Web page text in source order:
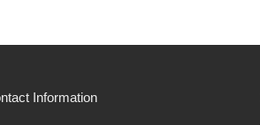
Information